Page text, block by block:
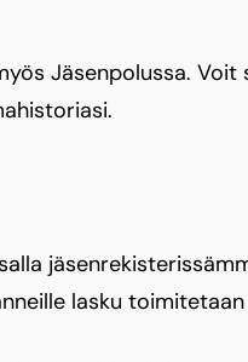
Jäsenpolussa.
lasku